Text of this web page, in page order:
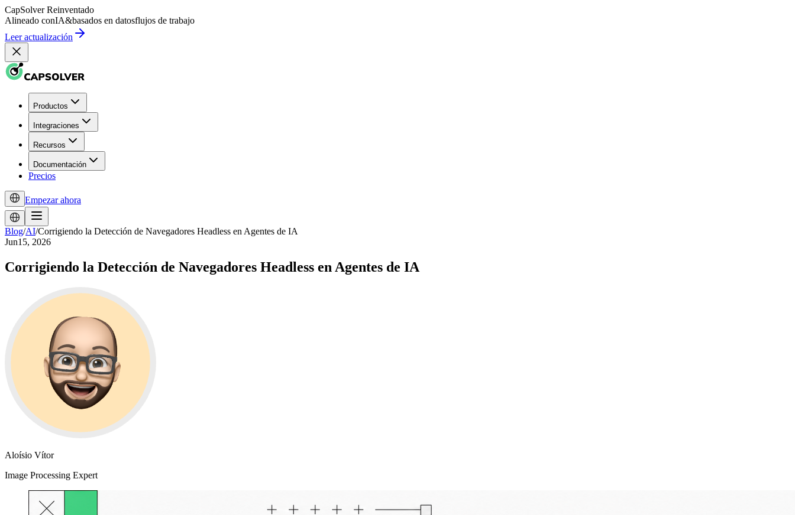
CapSolver Reinventado
Alineado conIA&basados en datosflujos de trabajo
Leer actualización
Productos
Integraciones
Recursos
Documentación
Precios
Empezar ahora
Blog/AI/Corrigiendo la Detección de Navegadores Headless en Agentes de IA
Jun15, 2026
Corrigiendo la Detección de Navegadores Headless en Agentes de IA
Aloísio Vítor
Image Processing Expert